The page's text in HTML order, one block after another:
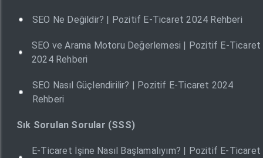
SEO Ne Değildir? | Pozitif E-Ticaret 2024 Rehberi
SEO ve Arama Motoru Değerlemesi | Pozitif E-Ticaret
2024 Rehberi
SEO Nasıl Güçlendirilir? | Pozitif E-Ticaret 2024
Rehberi
Sık Sorulan Sorular (SSS)
E-Ticaret İşine Nasıl Başlamalıyım? | Pozitif E-Ticaret